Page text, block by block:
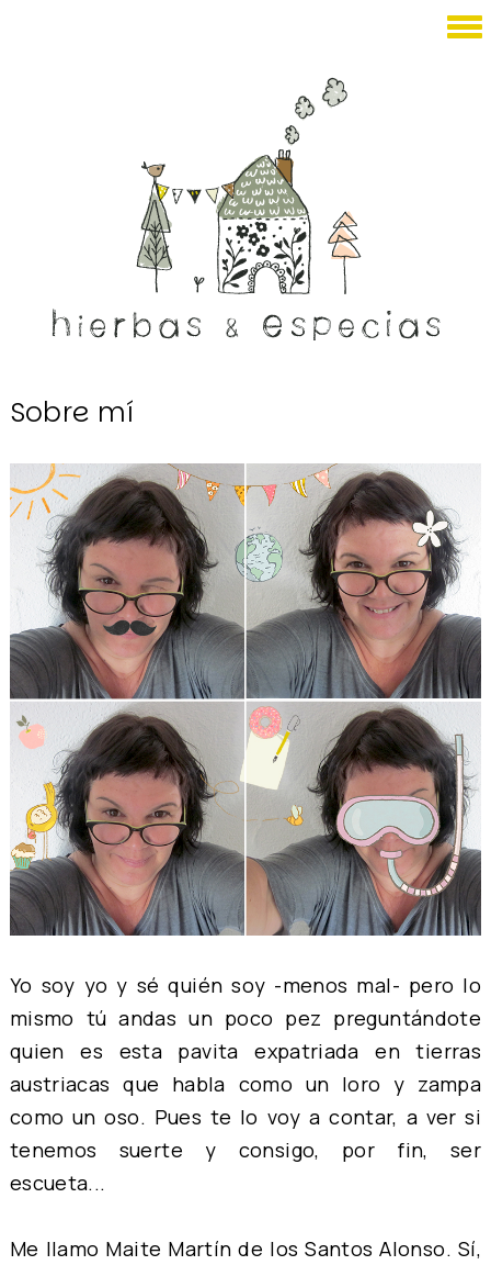
Sobre mí
Yo soy yo y sé quién soy -menos mal- pero lo
mismo tú andas un poco pez preguntándote
quien es esta pavita expatriada en tierras
austriacas que habla como un loro y zampa
como un oso. Pues te lo voy a contar, a ver si
tenemos suerte y consigo, por fin, ser
escueta...
Me llamo Maite Martín de los Santos Alonso. Sí,